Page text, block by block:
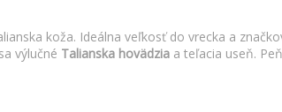
koža. Ideálna veľkosť do vrecka a
výlučné Talianska hovädzia a teľacia useň.